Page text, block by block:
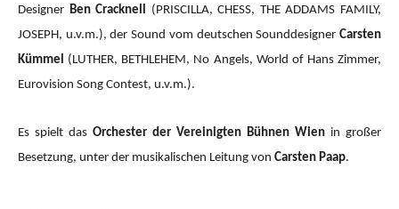
Designer Ben Cracknell (PRISCILLA, CHESS, THE ADDAMS FAMILY,
JOSEPH, u.v.m.), der Sound vom deutschen Sounddesigner Carsten
Kümmel (LUTHER, BETHLEHEM, No Angels, World of Hans Zimmer,
Eurovision Song Contest, u.v.m.).
Es spielt das Orchester der Vereinigten Bühnen Wien in großer
Besetzung, unter der musikalischen Leitung von Carsten Paap.